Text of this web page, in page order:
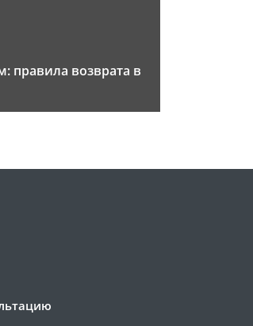
правила возврата в